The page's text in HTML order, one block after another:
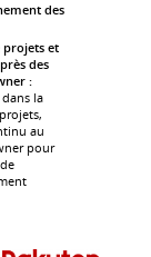
des
projets et
des
:
la
au
pour